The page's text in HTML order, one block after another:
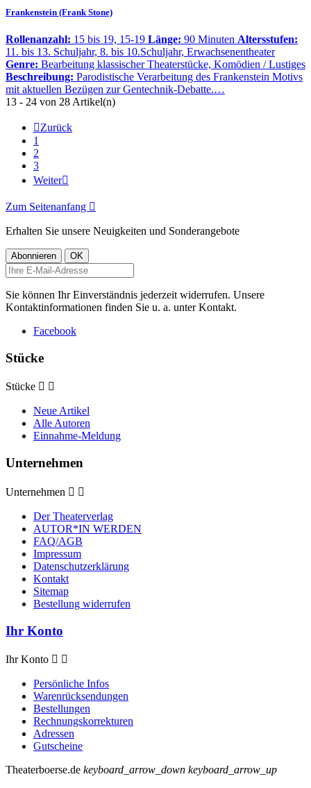
Frankenstein (Frank Stone)
Rollenanzahl: 15 bis 19, 15-19 Länge: 90 Minuten Altersstufen:
11. bis 13. Schuljahr, 8. bis 10.Schuljahr, Erwachsenentheater
Genre: Bearbeitung klassischer Theaterstücke, Komödien / Lustiges
Beschreibung: Parodistische Verarbeitung des Frankenstein Motivs
mit aktuellen Bezügen zur Gentechnik-Debatte.…
13 - 24 von 28 Artikel(n)
Zurück
1
2
3
Weiter
Zum Seitenanfang 
Erhalten Sie unsere Neuigkeiten und Sonderangebote
Sie können Ihr Einverständnis jederzeit widerrufen. Unsere
Kontaktinformationen finden Sie u. a. unter Kontakt.
Facebook
Stücke
Stücke  
Neue Artikel
Alle Autoren
Einnahme-Meldung
Unternehmen
Unternehmen  
Der Theaterverlag
AUTOR*IN WERDEN
FAQ/AGB
Impressum
Datenschutzerklärung
Kontakt
Sitemap
Bestellung widerrufen
Ihr Konto
Ihr Konto  
Persönliche Infos
Warenrücksendungen
Bestellungen
Rechnungskorrekturen
Adressen
Gutscheine
Theaterboerse.de keyboard_arrow_down keyboard_arrow_up